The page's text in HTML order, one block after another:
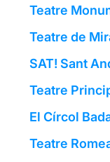
Teatre
Teatre de
SAT! Sant
Teatre
El Círcol
Teatre